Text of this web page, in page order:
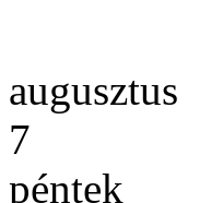
augusztus
7
péntek